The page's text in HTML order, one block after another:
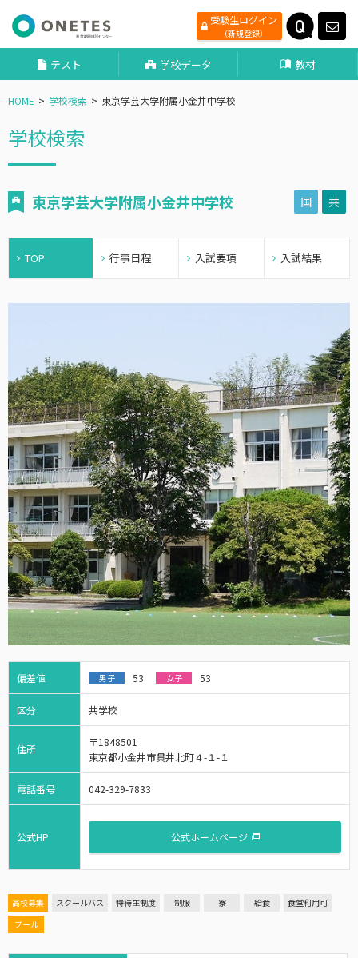
受験生ログイン
（新規登録）
テスト 学校データ 教材
HOME 学校検索 東京学芸大学附属小金井中学校
学校検索
東京学芸大学附属小金井中学校 国 共
TOP 行事日程 入試要項 入試結果
偏差値 男子 53 女子 53
区分 共学校
住所
〒1848501
東京都小金井市貫井北町４-１-１
電話番号 042-329-7833
公式HP 公式ホームページ
高校募集 スクールバス 特待生制度 制服 寮 給食
食堂利用可
プール